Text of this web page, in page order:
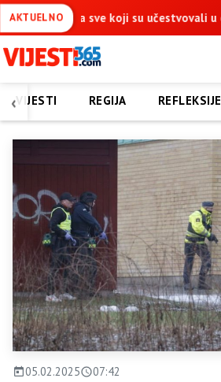
AKTUELNO
sve koji su učestvovali u ovoj borbi
‹VIJESTI REGIJA REFLEKSIJE
05.02.2025 07:42